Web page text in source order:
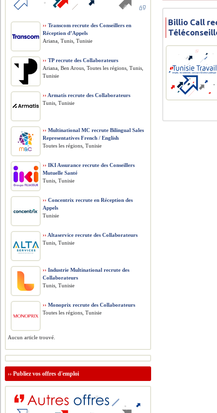
Billio Call
›› Transcom recrute des Conseillers en
Réception d’Appels
Ariana, Tunis, Tunisie
›› TP recrute des Collaborateurs
Ariana, Ben Arous, Toutes les régions, Tunis,
Tunisie
›› Armatis recrute des Collaborateurs
Tunis, Tunisie
›› Multinational MC recrute Bilingual Sales
Representatives French / English
Toutes les régions, Tunisie
›› IKI Assurance recrute des Conseillers
Mutuelle Santé
Tunis, Tunisie
›› Concentrix recrute en Réception des
Appels
Tunisie
›› Altaservice recrute des Collaborateurs
Tunis, Tunisie
›› Industrie Multinational recrute des
Collaborateurs
Tunis, Tunisie
›› Monoprix recrute des Collaborateurs
Toutes les régions, Tunisie
Aucun article trouvé.
››Publiez vos offres d'emploi